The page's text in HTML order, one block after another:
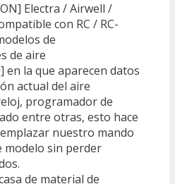
Electra / Airwell /
con RC / RC-
de
de aire
en la que aparecen datos
actual del aire
programador de
entre otras, esto hace
nuestro mando
sin perder
de material de